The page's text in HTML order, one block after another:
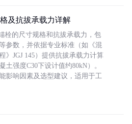
及抗拔承载力详解
栓的尺寸规格和抗拔承载力，包
参数，并依据专业标准（如《混
》JGJ 145）提供抗拔承载力计算
土强度C30下设计值约80kN）。
影响因素及选型建议，适用于工